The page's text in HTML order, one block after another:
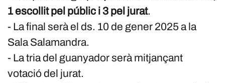
1 escollit pel públic i 3 pel jurat.
- La final serà el ds. 10 de gener 2025 a la
Sala Salamandra.
- La tria del guanyador serà mitjançant
votació del jurat.